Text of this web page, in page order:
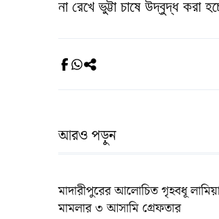
না রেখে ভুট্টা চাষে উদ্বুদ্ধ করা
আরও পড়ুন
মাদারীপুরের আলোচিত গৃহবধূ
মামলার ৩ আসামি গ্রেফতার